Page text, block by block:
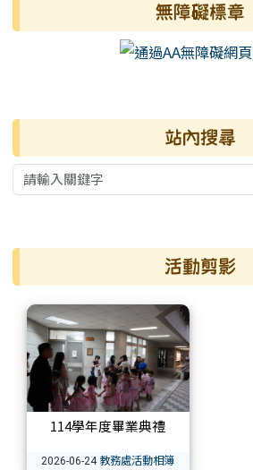
無障礙標章
右邊區域內容 站內搜尋
活動剪影
114學年度畢業典禮
2026-06-24 教務處活動相簿